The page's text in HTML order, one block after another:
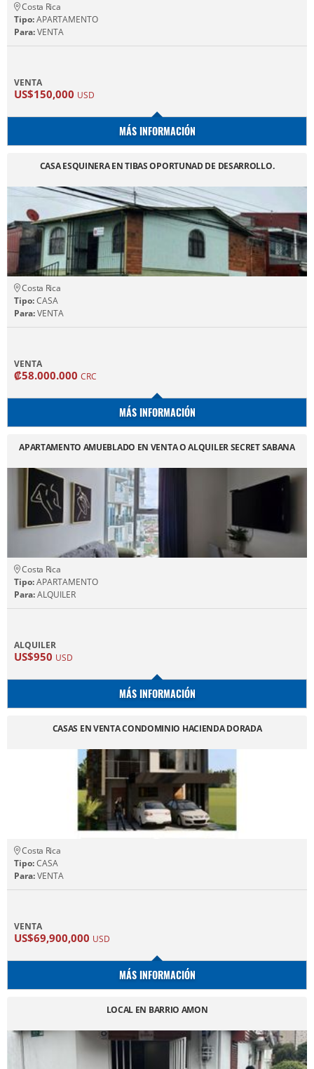
Costa Rica
Tipo:APARTAMENTO
Para:VENTA
VENTA
US$150,000 USD
MÁS INFORMACIÓN
CASA ESQUINERA EN TIBAS OPORTUNAD DE DESARROLLO.
Costa Rica
Tipo:CASA
Para:VENTA
VENTA
₡58.000.000 CRC
MÁS INFORMACIÓN
APARTAMENTO AMUEBLADO EN VENTA O ALQUILER SECRET SABANA
Costa Rica
Tipo:APARTAMENTO
Para:ALQUILER
ALQUILER
US$950 USD
MÁS INFORMACIÓN
CASAS EN VENTA CONDOMINIO HACIENDA DORADA
Costa Rica
Tipo:CASA
Para:VENTA
VENTA
US$69,900,000 USD
MÁS INFORMACIÓN
LOCAL EN BARRIO AMON